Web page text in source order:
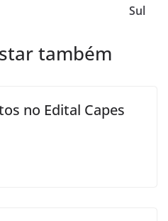
Sul
também
no Edital Capes